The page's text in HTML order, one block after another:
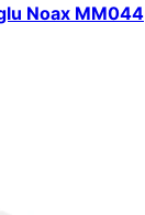
Noax MM044